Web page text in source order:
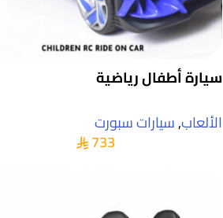
سيارة أطفال رياضية
الألعاب,سيارات سبورت
733